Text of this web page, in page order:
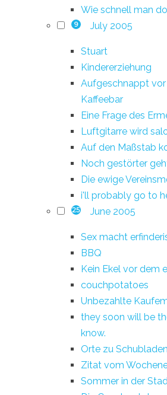
Wie schnell man
9 July 2005
Stuart
Kindererziehung
Aufgeschnappt
Kaffeebar
Eine Frage des
Luftgitarre wird
Auf den Maßstab
Noch gestörter
Die ewige
i'll probably go to
25 June 2005
Sex macht
BBQ
Kein Ekel vor dem
couchpotatoes
Unbezahlte
they soon will be
know.
Orte zu Schubladen
Zitat vom
Sommer in der